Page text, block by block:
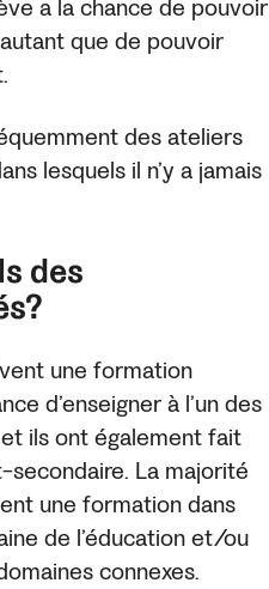
a la chance de pouvoir
que de pouvoir
des ateliers
lesquels il n’y a jamais
des
une formation
d’enseigner à l’un des
ils ont également fait
La majorité
une formation dans
de l’éducation et/ou
connexes.